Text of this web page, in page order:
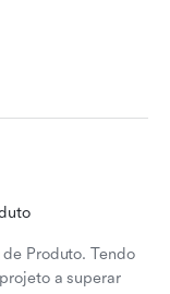
Produto. Tendo
a superar